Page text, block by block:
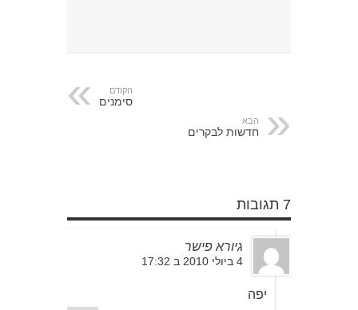
הקודם
סימנים
הבא
חדשות לבקרים
7 תגובות
גיורא פישר
4 ביולי 2010 ב 17:32
יפה